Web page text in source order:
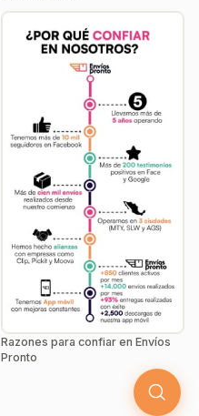
Razones para confiar en Envíos
Pronto